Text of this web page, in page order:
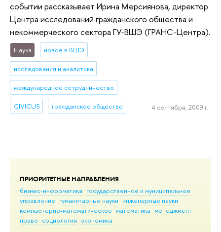
ПРИОРИТЕТНЫЕ НАПРАВЛЕНИЯ
бизнес-информатика государственное и муниципальное
управление гуманитарные науки инженерные науки
компьютерно-математическое математика менеджмент
право социология экономика
событии рассказывает Ирина Мерсиянова, директор
Центра исследований гражданского общества и
некоммерческого сектора ГУ-ВШЭ (ГРАНС-Центра).
Наука новое в ВШЭ
исследования и аналитика
международное сотрудничество
CIVICUS гражданское общество 4 сентября, 2009 г.